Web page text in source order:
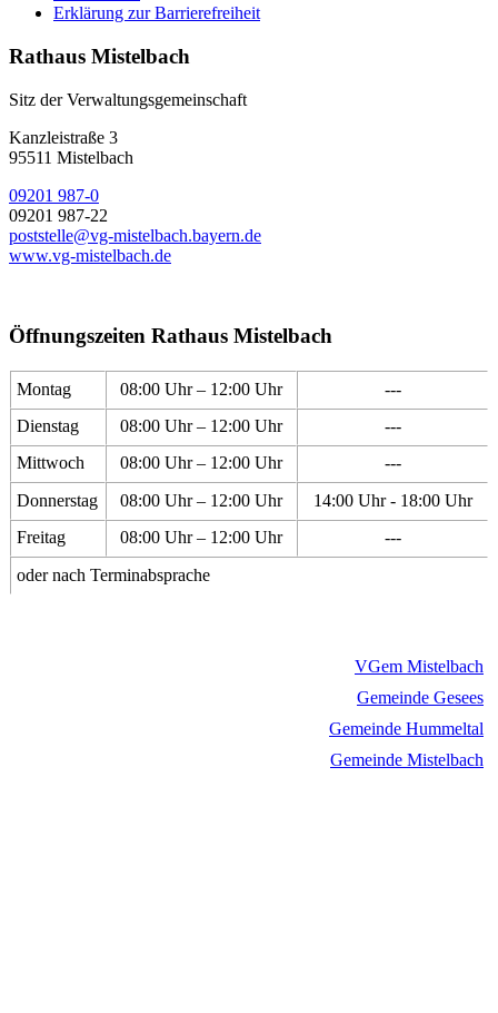
Erklärung zur Barrierefreiheit
Rathaus Mistelbach
Sitz der Verwaltungsgemeinschaft
Kanzleistraße 3
95511 Mistelbach
09201 987-0
09201 987-22
poststelle@vg-mistelbach.bayern.de
www.vg-mistelbach.de
Öffnungszeiten Rathaus Mistelbach
Montag 08:00 Uhr – 12:00 Uhr
---
Dienstag
08:00 Uhr – 12:00 Uhr
---
Mittwoch
08:00 Uhr – 12:00 Uhr
---
Donnerstag
08:00 Uhr – 12:00 Uhr
14:00 Uhr - 18:00 Uhr
Freitag
08:00 Uhr – 12:00 Uhr
---
oder nach Terminabsprache
VGem Mistelbach
Gemeinde Gesees
Gemeinde Hummeltal
Gemeinde Mistelbach